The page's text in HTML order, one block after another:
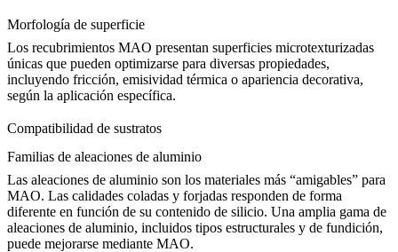
Morfología de superficie
Los recubrimientos MAO presentan superficies microtexturizadas
únicas que pueden optimizarse para diversas propiedades,
incluyendo fricción, emisividad térmica o apariencia decorativa,
según la aplicación específica.
Compatibilidad de sustratos
Familias de aleaciones de aluminio
Las aleaciones de aluminio son los materiales más “amigables” para
MAO. Las calidades coladas y forjadas responden de forma
diferente en función de su contenido de silicio. Una amplia gama de
aleaciones de aluminio, incluidos tipos estructurales y de fundición,
puede mejorarse mediante MAO.